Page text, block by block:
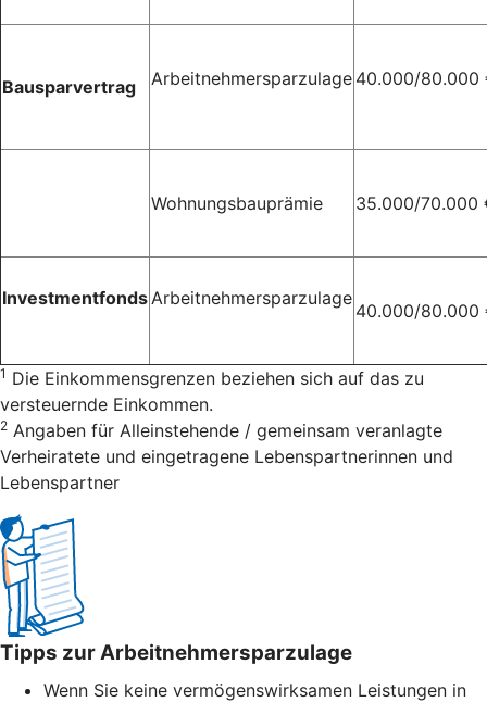
Bausparvertrag Arbeitnehmersparzulage 40.000/80.000
Wohnungsbauprämie 35.000/70.000
Investmentfonds Arbeitnehmersparzulage
40.000/80.000
1 Die Einkommensgrenzen beziehen sich auf das zu
versteuernde Einkommen.
2 Angaben für Alleinstehende / gemeinsam veranlagte
Verheiratete und eingetragene Lebenspartnerinnen und
Lebenspartner
Tipps zur Arbeitnehmersparzulage
Wenn Sie keine vermögenswirksamen Leistungen in